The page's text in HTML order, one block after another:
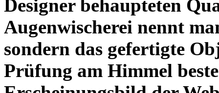
Designer behaupteten
Augenwischerei nennt
sondern das gefertigte
Prüfung am Himmel